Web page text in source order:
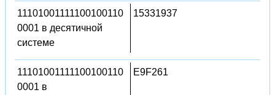
11101001111100100110
0001 в десятичной
системе
15331937
11101001111100100110
0001 в
E9F261